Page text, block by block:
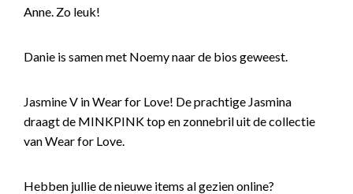
Anne. Zo leuk!
Danie is samen met Noemy naar de bios geweest.
Jasmine V in Wear for Love! De prachtige Jasmina
draagt de MINKPINK top en zonnebril uit de collectie
van Wear for Love.
Hebben jullie de nieuwe items al gezien online?